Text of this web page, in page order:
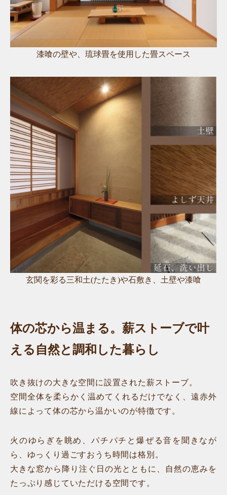
漆喰の壁や、琉球畳を使用した畳スペース
玄関を彩る三和土(たたき)や石敷き、土壁や漆喰
体の芯から温まる。薪ストーブで叶
える自然と調和した暮らし
吹き抜けの大きな空間に設置された薪ストーブ。
空間全体を柔らかく温めてくれるだけでなく、遠赤外
線によって体の芯から温かいのが特徴です。
火のゆらぎを眺め、パチパチと爆ぜる音を聞きなが
ら、ゆっくり過ごすおうち時間は格別。
大きな窓から降り注ぐ日の光とともに、自然の恵みを
たっぷり感じていただける空間です。